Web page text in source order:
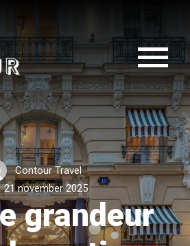
Contour Travel
21 november 2025
grandeur